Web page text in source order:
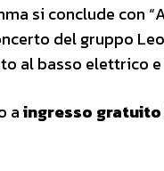
si conclude con
del gruppo
al basso elettrico
aingresso gratuito